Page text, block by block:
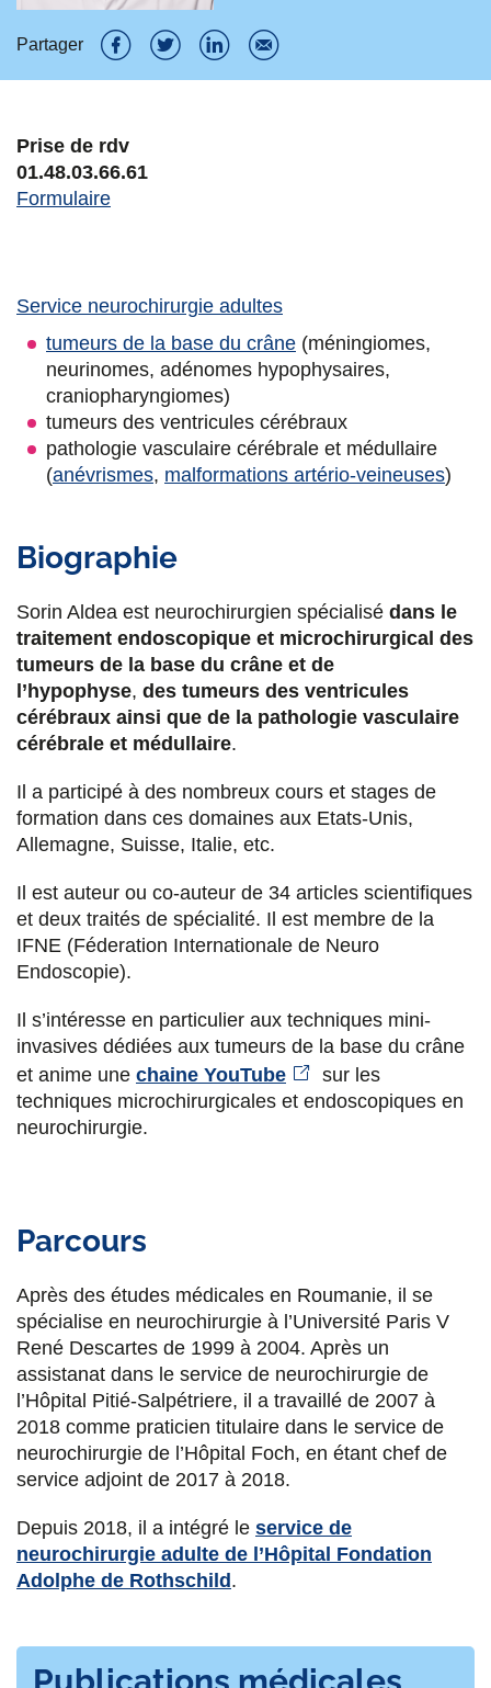
Partager
P
r
t
e
r
s
u
r
F
c
e
b
o
o
k
P
e
r
s
u
r
T
i
t
t
e
r
P
e
r
s
u
r
L
k
e
d
i
n
P
e
r
p
a
r
E
i
l
Prise de rdv
01.48.03.66.61
Formulaire
Service neurochirurgie adultes
tumeurs de la base du crâne (méningiomes,
neurinomes, adénomes hypophysaires,
craniopharyngiomes)
tumeurs des ventricules cérébraux
pathologie vasculaire cérébrale et médullaire
(anévrismes, malformations artério-veineuses)
Biographie
Sorin Aldea est neurochirurgien spécialisé dans le
traitement endoscopique et microchirurgical des
tumeurs de la base du crâne et de
l’hypophyse, des tumeurs des ventricules
cérébraux ainsi que de la pathologie vasculaire
cérébrale et médullaire.
Il a participé à des nombreux cours et stages de
formation dans ces domaines aux Etats-Unis,
Allemagne, Suisse, Italie, etc.
Il est auteur ou co-auteur de 34 articles scientifiques
et deux traités de spécialité. Il est membre de la
IFNE (Féderation Internationale de Neuro
Endoscopie).
Il s’intéresse en particulier aux techniques mini-
invasives dédiées aux tumeurs de la base du crâne
et anime une chaine YouTube
sur les
techniques microchirurgicales et endoscopiques en
neurochirurgie.
Parcours
Après des études médicales en Roumanie, il se
spécialise en neurochirurgie à l’Université Paris V
René Descartes de 1999 à 2004. Après un
assistanat dans le service de neurochirurgie de
l’Hôpital Pitié-Salpétriere, il a travaillé de 2007 à
2018 comme praticien titulaire dans le service de
neurochirurgie de l’Hôpital Foch, en étant chef de
service adjoint de 2017 à 2018.
Depuis 2018, il a intégré le service de
neurochirurgie adulte de l’Hôpital Fondation
Adolphe de Rothschild.